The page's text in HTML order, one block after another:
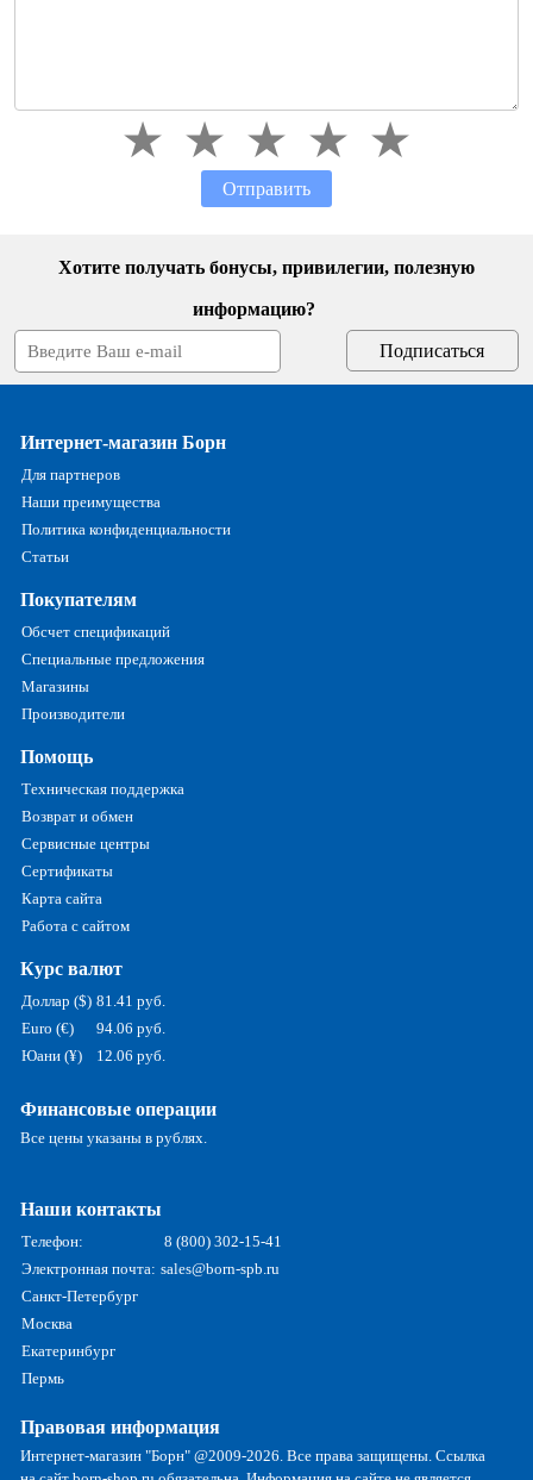
Отправить
Хотите получать бонусы, привилегии, полезную
информацию?
Интернет-магазин Борн
Для партнеров
Наши преимущества
Политика конфиденциальности
Статьи
Покупателям
Обсчет спецификаций
Специальные предложения
Магазины
Производители
Помощь
Техническая поддержка
Возврат и обмен
Сервисные центры
Сертификаты
Карта сайта
Работа с сайтом
Курс валют
Доллар ($) 81.41 руб.
Euro (€)
94.06 руб.
Юани (¥)
12.06 руб.
Финансовые операции
Все цены указаны в рублях.
Наши контакты
Телефон:
8 (800) 302-15-41
Электронная почта: sales@born-spb.ru
Санкт-Петербург
Москва
Екатеринбург
Пермь
Правовая информация
Интернет-магазин "Борн" @2009-2026. Все права защищены. Ссылка